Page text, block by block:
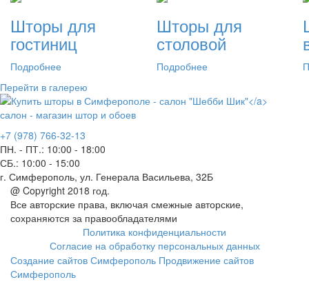
Шторы для
гостиниц
Подробнее
Шторы для
столовой
Подробнее
Перейти в галерею
салон - магазин штор и обоев
+7 (978) 766-32-13
ПН. - ПТ.: 10:00 - 18:00
СБ.: 10:00 - 15:00
г. Симферополь, ул. Генерала Васильева, 32Б
@ Copyright 2018 год.
Все авторские права, включая смежные авторские,
сохраняются за правообладателями
Политика конфиденциальности
Согласие на обработку персональных данных
Создание сайтов Симферополь Продвижение сайтов
Симферополь